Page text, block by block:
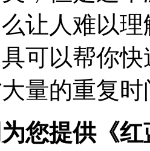
让人难以
可以帮你
量的重复时
您提供《